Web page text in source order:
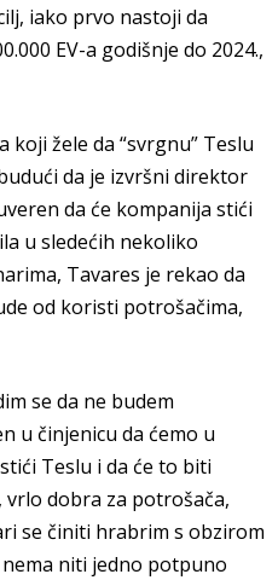
iako prvo nastoji da
EV-a godišnje do 2024.,
koji žele da “svrgnu” Teslu
da je izvršni direktor
da će kompanija stići
u sledećih nekoliko
Tavares je rekao da
od koristi potrošačima,
se da ne budem
u činjenicu da ćemo u
Teslu i da će to biti
dobra za potrošača,
se činiti hrabrim s obzirom
niti jedno potpuno